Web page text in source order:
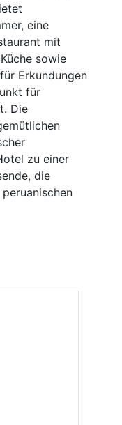
eine
mit
sowie
Erkundungen
für
Die
zu einer
die